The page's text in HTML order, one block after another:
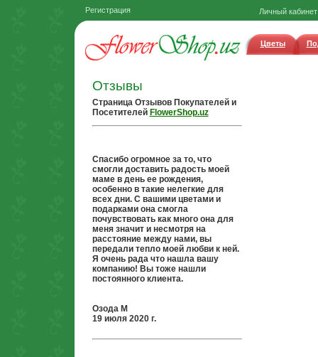
Регистрация Личный кабинет
Цветы
Отзывы
Cтраница Отзывов Покупателей и
Посетителей FlowerShop.uz
Спасибо огромное за то, что
смогли доставить радость моей
маме в день ее рождения,
особенно в такие нелегкие для
всех дни. С вашими цветами и
подарками она смогла
почувствовать как много она для
меня значит и несмотря на
расстояние между нами, вы
передали тепло моей любви к ней.
Я очень рада что нашла вашу
компанию! Вы тоже нашли
постоянного клиента.
Озода М
19 июля 2020 г.